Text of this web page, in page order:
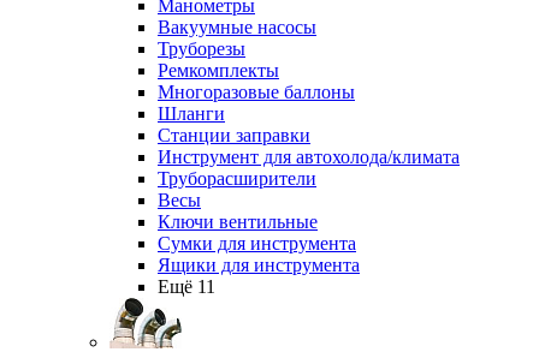
Манометры
Вакуумные насосы
Труборезы
Ремкомплекты
Многоразовые баллоны
Шланги
Станции заправки
Инструмент для автохолода/климата
Труборасширители
Весы
Ключи вентильные
Сумки для инструмента
Ящики для инструмента
Ещё 11